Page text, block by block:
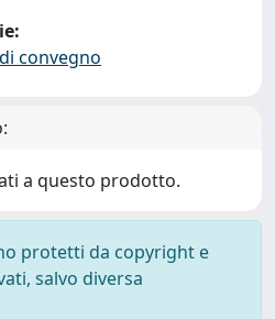
convegno
a questo prodotto.
protetti da copyright e
salvo diversa